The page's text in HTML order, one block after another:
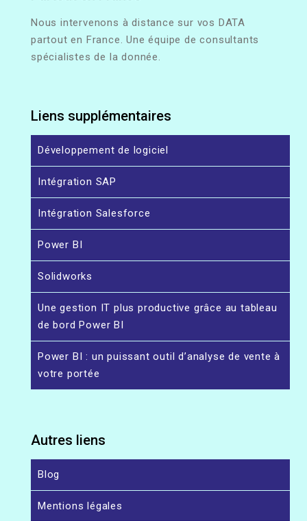
Nous intervenons à distance sur vos DATA
partout en France. Une équipe de consultants
spécialistes de la donnée.
Liens supplémentaires
Développement de logiciel
Intégration SAP
Intégration Salesforce
Power BI
Solidworks
Une gestion IT plus productive grâce au tableau
de bord Power BI
Power BI : un puissant outil d’analyse de vente à
votre portée
Autres liens
Blog
Mentions légales